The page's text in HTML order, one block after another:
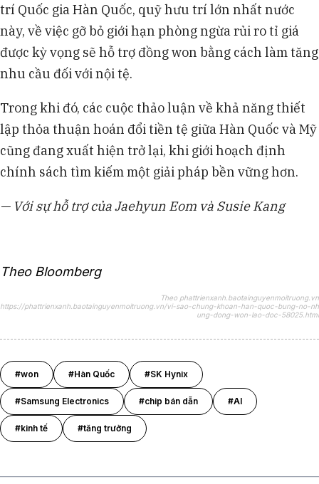
trí Quốc gia Hàn Quốc, quỹ hưu trí lớn nhất nước
này, về việc gỡ bỏ giới hạn phòng ngừa rủi ro tỉ giá
được kỳ vọng sẽ hỗ trợ đồng won bằng cách làm tăng
nhu cầu đối với nội tệ.
Trong khi đó, các cuộc thảo luận về khả năng thiết
lập thỏa thuận hoán đổi tiền tệ giữa Hàn Quốc và Mỹ
cũng đang xuất hiện trở lại, khi giới hoạch định
chính sách tìm kiếm một giải pháp bền vững hơn.
— Với sự hỗ trợ của Jaehyun Eom và Susie Kang
Theo Bloomberg
Theo phattrienxanh.baotainguyenmoitruong.vn
https://phattrienxanh.baotainguyenmoitruong.vn/vi-sao-chung-khoan-han-quoc-bung-no-nh
ung-dong-won-lao-doc-58025.html
#won #Hàn Quốc #SK Hynix
#Samsung Electronics #chip bán dẫn #AI
#kinh tế #tăng trưởng